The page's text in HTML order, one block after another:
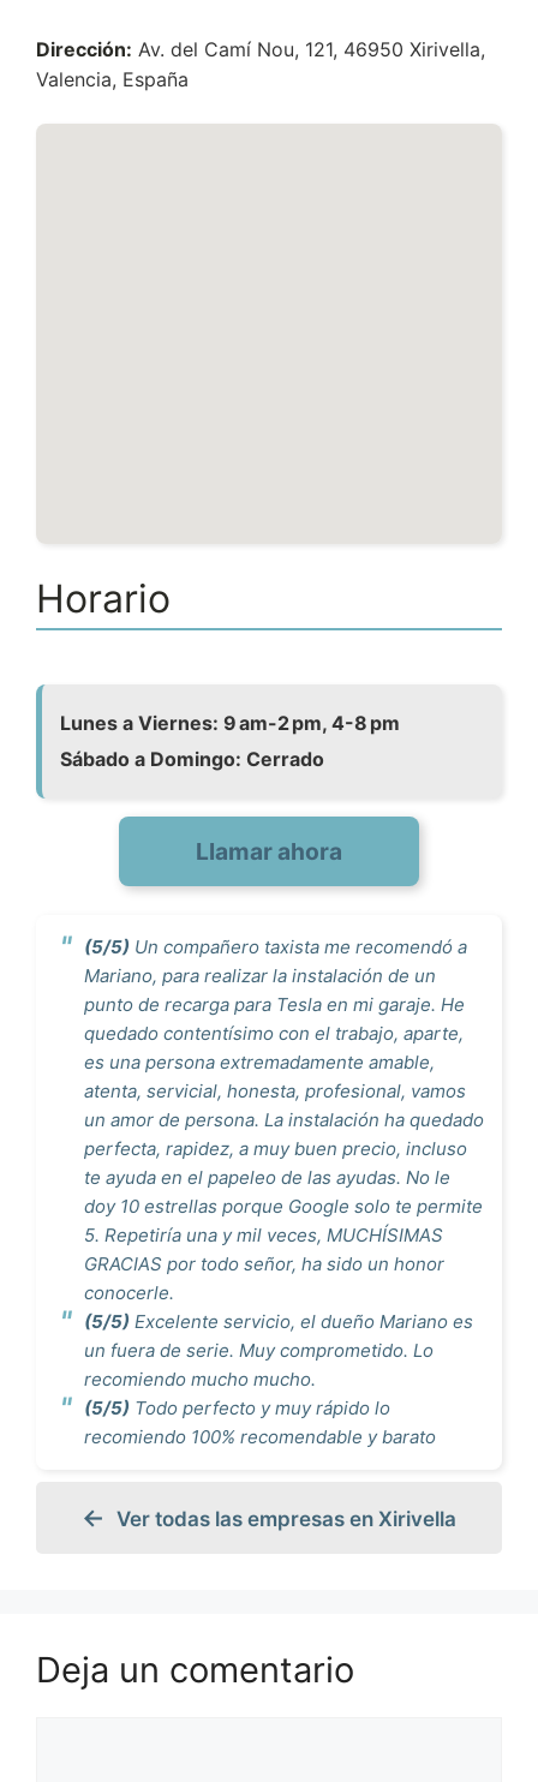
Dirección: Av. del Camí Nou, 121, 46950 Xirivella,
Valencia, España
Horario
Lunes a Viernes: 9 am-2 pm, 4-8 pm
Sábado a Domingo: Cerrado
Llamar ahora
(5/5) Un compañero taxista me recomendó a
Mariano, para realizar la instalación de un
punto de recarga para Tesla en mi garaje. He
quedado contentísimo con el trabajo, aparte,
es una persona extremadamente amable,
atenta, servicial, honesta, profesional, vamos
un amor de persona. La instalación ha quedado
perfecta, rapidez, a muy buen precio, incluso
te ayuda en el papeleo de las ayudas. No le
doy 10 estrellas porque Google solo te permite
5. Repetiría una y mil veces, MUCHÍSIMAS
GRACIAS por todo señor, ha sido un honor
conocerle.
(5/5) Excelente servicio, el dueño Mariano es
un fuera de serie. Muy comprometido. Lo
recomiendo mucho mucho.
(5/5) Todo perfecto y muy rápido lo
recomiendo 100% recomendable y barato
Ver todas las empresas en Xirivella
Deja un comentario